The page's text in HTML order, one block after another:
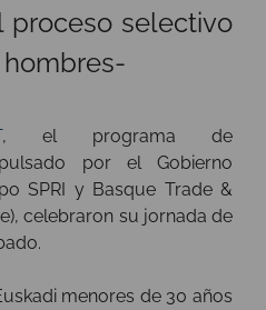
proceso selectivo
hombres-
, el programa de
por el Gobierno
SPRI y Basque Trade &
celebraron su jornada de
menores de 30 años